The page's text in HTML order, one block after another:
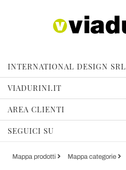
INTERNATIONAL DESIGN SRL
VIADURINI.IT
AREA CLIENTI
SEGUICI SU
Mappa prodotti Mappa categorie